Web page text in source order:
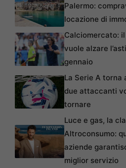
Palermo:
locazione di
Calciomercato:
vuole alzare
gennaio
La Serie A torna
due attaccanti
tornare
Luce e gas, la
Altroconsumo:
aziende
miglior servizio